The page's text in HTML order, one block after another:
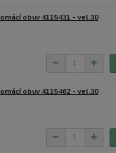
obuv 4115431 - vel.30
obuv 4115462 - vel.30